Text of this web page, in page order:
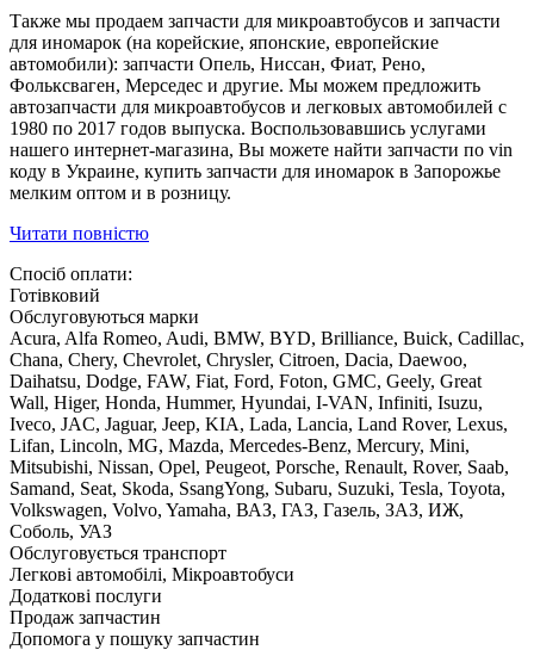
Также мы продаем запчасти для микроавтобусов и запчасти
для иномарок (на корейские, японские, европейские
автомобили): запчасти Опель, Ниссан, Фиат, Рено,
Фольксваген, Мерседес и другие. Мы можем предложить
автозапчасти для микроавтобусов и легковых автомобилей с
1980 по 2017 годов выпуска. Воспользовавшись услугами
нашего интернет-магазина, Вы можете найти запчасти по vin
коду в Украине, купить запчасти для иномарок в Запорожье
мелким оптом и в розницу.
Читати повністю
Спосіб оплати:
Готівковий
Обслуговуються марки
Acura, Alfa Romeo, Audi, BMW, BYD, Brilliance, Buick, Cadillac,
Chana, Chery, Chevrolet, Chrysler, Citroen, Dacia, Daewoo,
Daihatsu, Dodge, FAW, Fiat, Ford, Foton, GMC, Geely, Great
Wall, Higer, Honda, Hummer, Hyundai, I-VAN, Infiniti, Isuzu,
Iveco, JAC, Jaguar, Jeep, KIA, Lada, Lancia, Land Rover, Lexus,
Lifan, Lincoln, MG, Mazda, Mercedes-Benz, Mercury, Mini,
Mitsubishi, Nissan, Opel, Peugeot, Porsche, Renault, Rover, Saab,
Samand, Seat, Skoda, SsangYong, Subaru, Suzuki, Tesla, Toyota,
Volkswagen, Volvo, Yamaha, ВАЗ, ГАЗ, Газель, ЗАЗ, ИЖ,
Соболь, УАЗ
Обслуговується транспорт
Легкові автомобілі, Мікроавтобуси
Додаткові послуги
Продаж запчастин
Допомога у пошуку запчастин